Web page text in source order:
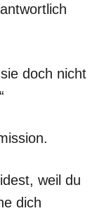
doch nicht
weil du
dich